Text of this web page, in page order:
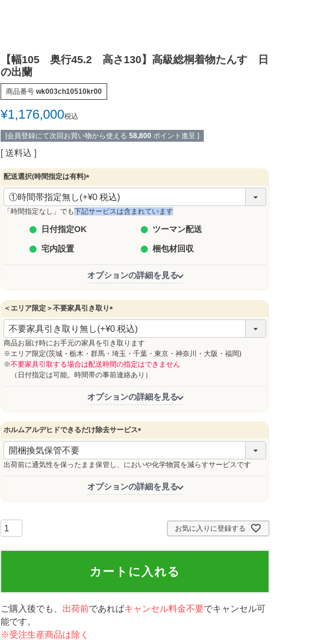
【幅105 奥行45.2 高さ130】高級総桐着物たんす 日
の出蘭
商品番号 wk003ch10510kr00
¥1,176,000税込
[会員登録にて次回お買い物から使える 58,800 ポイント進呈 ]
送料込
配送選択(時間指定は有料)
(
必
須
「時間指定なし」でも下記サービスは含まれています
日付指定OK ツーマン配送
宅内設置 梱包材回収
オプションの詳細を見る
＜エリア限定＞不要家具引き取り
(
必
須
商品お届け時にお手元の家具を引き取ります
※エリア限定(茨城・栃木・群馬・埼玉・千葉・東京・神奈川・大阪・福岡)
※不要家具引取する場合は配送時間の指定はできません
（日付指定は可能。時間帯の事前連絡あり）
オプションの詳細を見る
ホルムアルデヒドできるだけ除去サービス
(
須
出荷前に通気性を保ったまま保管し、においや化学物質を減らすサービスです
オプションの詳細を見る
お気に入りに登録する
カートに入れる
ご購入後でも、 出荷前であればキャンセル料金不要でキャンセル可
能です。
※受注生産商品は除く